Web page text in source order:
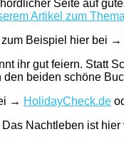
Seite auf
Artikel zum Thema
Beispiel hier bei →
ihr gut feiern. Statt
beiden schöne
→ HolidayCheck.de
Nachtleben ist